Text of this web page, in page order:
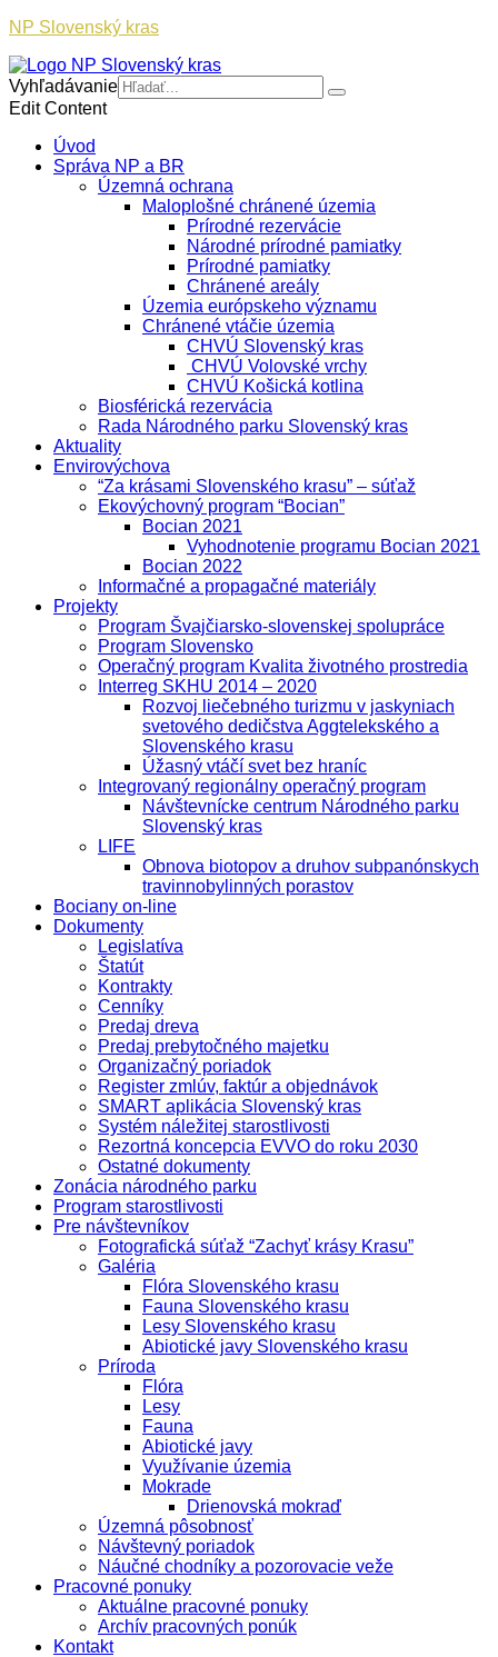
NP Slovenský kras
Vyhľadávanie
Edit Content
Úvod
Správa NP a BR
Územná ochrana
Maloplošné chránené územia
Prírodné rezervácie
Národné prírodné pamiatky
Prírodné pamiatky
Chránené areály
Územia európskeho významu
Chránené vtáčie územia
CHVÚ Slovenský kras
CHVÚ Volovské vrchy
CHVÚ Košická kotlina
Biosférická rezervácia
Rada Národného parku Slovenský kras
Aktuality
Envirovýchova
“Za krásami Slovenského krasu” – súťaž
Ekovýchovný program “Bocian”
Bocian 2021
Vyhodnotenie programu Bocian 2021
Bocian 2022
Informačné a propagačné materiály
Projekty
Program Švajčiarsko-slovenskej spolupráce
Program Slovensko
Operačný program Kvalita životného prostredia
Interreg SKHU 2014 – 2020
Rozvoj liečebného turizmu v jaskyniach
svetového dedičstva Aggtelekského a
Slovenského krasu
Úžasný vtáčí svet bez hraníc
Integrovaný regionálny operačný program
Návštevnícke centrum Národného parku
Slovenský kras
LIFE
Obnova biotopov a druhov subpanónskych
travinnobylinných porastov
Bociany on-line
Dokumenty
Legislatíva
Štatút
Kontrakty
Cenníky
Predaj dreva
Predaj prebytočného majetku
Organizačný poriadok
Register zmlúv, faktúr a objednávok
SMART aplikácia Slovenský kras
Systém náležitej starostlivosti
Rezortná koncepcia EVVO do roku 2030
Ostatné dokumenty
Zonácia národného parku
Program starostlivosti
Pre návštevníkov
Fotografická súťaž “Zachyť krásy Krasu”
Galéria
Flóra Slovenského krasu
Fauna Slovenského krasu
Lesy Slovenského krasu
Abiotické javy Slovenského krasu
Príroda
Flóra
Lesy
Fauna
Abiotické javy
Využívanie územia
Mokrade
Drienovská mokraď
Územná pôsobnosť
Návštevný poriadok
Náučné chodníky a pozorovacie veže
Pracovné ponuky
Aktuálne pracovné ponuky
Archív pracovných ponúk
Kontakt